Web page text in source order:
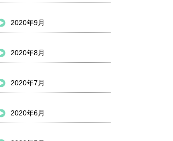
2020年9月
2020年8月
2020年7月
2020年6月